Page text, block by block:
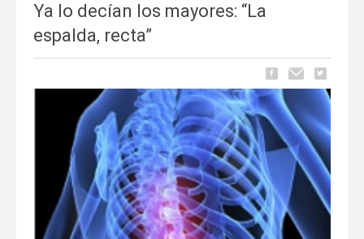
Ya lo decían los mayores: “La
espalda, recta”